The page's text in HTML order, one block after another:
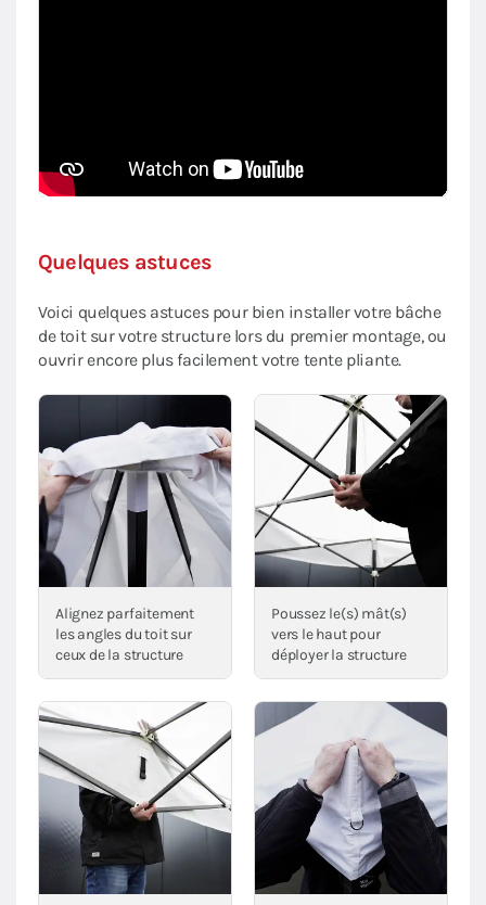
Quelques astuces
Voici quelques astuces pour bien installer votre bâche
de toit sur votre structure lors du premier montage, ou
ouvrir encore plus facilement votre tente pliante.
Alignez parfaitement
les angles du toit sur
ceux de la structure
Poussez le(s) mât(s)
vers le haut pour
déployer la structure